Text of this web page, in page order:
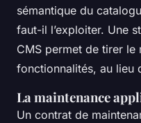
sémantique du
faut-il l’exploiter. Une
CMS permet de tirer
fonctionnalités, au lieu
La maintenance
Un contrat de